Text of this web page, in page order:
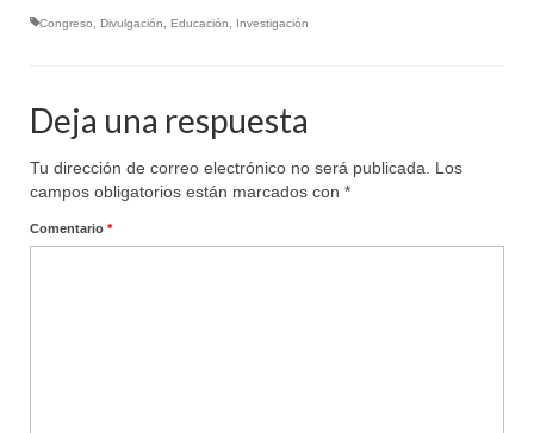
Congreso Divulgación Educación Investigación
Deja una respuesta
Tu dirección de correo electrónico no será publicada.
Los
campos obligatorios están marcados con *
Comentario *